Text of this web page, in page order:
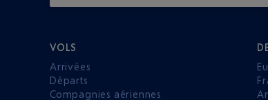
VOLS
Arrivées
Départs
Compagnies aériennes